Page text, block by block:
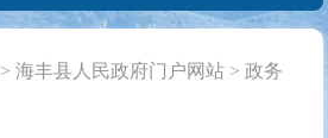
>海丰县人民政府门户网站 >政务